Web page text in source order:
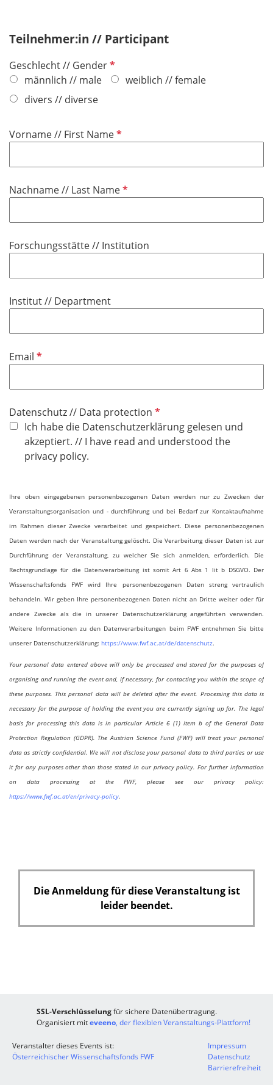
Teilnehmer:in // Participant
Geschlecht // GenderP
h
f
l
männlich // male
weiblich // female
divers // diverse
Vorname // First NameP
l
c
t
e
d
Nachname // Last NameP
l
c
t
e
d
Forschungsstätte // Institution
Institut // Department
Email P
l
c
h
t
f
d
Datenschutz // Data protection P
f
l
t
f
e
l
d
Ich habe die Datenschutzerklärung gelesen und
akzeptiert. // I have read and understood the
privacy policy.
Ihre oben eingegebenen personenbezogenen Daten werden nur zu Zwecken der
Veranstaltungsorganisation und - durchführung und bei Bedarf zur Kontaktaufnahme
im Rahmen dieser Zwecke verarbeitet und gespeichert. Diese personenbezogenen
Daten werden nach der Veranstaltung gelöscht. Die Verarbeitung dieser Daten ist zur
Durchführung der Veranstaltung, zu welcher Sie sich anmelden, erforderlich. Die
Rechtsgrundlage für die Datenverarbeitung ist somit Art 6 Abs 1 lit b DSGVO. Der
Wissenschaftsfonds FWF wird Ihre personenbezogenen Daten streng vertraulich
behandeln. Wir geben Ihre personenbezogenen Daten nicht an Dritte weiter oder für
andere Zwecke als die in unserer Datenschutzerklärung angeführten verwenden.
Weitere Informationen zu den Datenverarbeitungen beim FWF entnehmen Sie bitte
unserer Datenschutzerklärung: https://www.fwf.ac.at/de/datenschutz.
Your personal data entered above will only be processed and stored for the purposes of
organising and running the event and, if necessary, for contacting you within the scope of
these purposes. This personal data will be deleted after the event. Processing this data is
necessary for the purpose of holding the event you are currently signing up for. The legal
basis for processing this data is in particular Article 6 (1) item b of the General Data
Protection Regulation (GDPR). The Austrian Science Fund (FWF) will treat your personal
data as strictly confidential. We will not disclose your personal data to third parties or use
it for any purposes other than those stated in our privacy policy. For further information
on data processing at the FWF, please see our privacy policy:
https://www.fwf.ac.at/en/privacy-policy.
Die Anmeldung für diese Veranstaltung ist
leider beendet.
SSL-Verschlüsselungfür sichere Datenübertragung.
Organisiert miteveeno, der flexiblen Veranstaltungs-Plattform!
Veranstalter dieses Events ist:
Österreichischer Wissenschaftsfonds FWF
Impressum
Datenschutz
Barrierefreiheit